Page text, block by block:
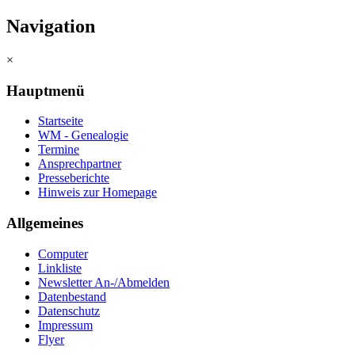
Navigation
×
Hauptmenü
Startseite
WM - Genealogie
Termine
Ansprechpartner
Presseberichte
Hinweis zur Homepage
Allgemeines
Computer
Linkliste
Newsletter An-/Abmelden
Datenbestand
Datenschutz
Impressum
Flyer